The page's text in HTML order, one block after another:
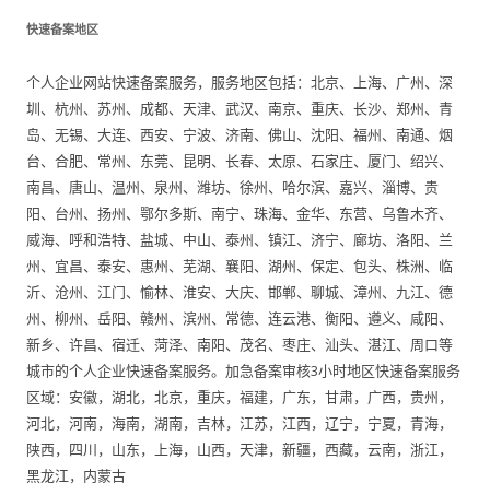
快速备案地区
个人企业网站快速备案服务，服务地区包括：北京、上海、广州、深
圳、杭州、苏州、成都、天津、武汉、南京、重庆、长沙、郑州、青
岛、无锡、大连、西安、宁波、济南、佛山、沈阳、福州、南通、烟
台、合肥、常州、东莞、昆明、长春、太原、石家庄、厦门、绍兴、
南昌、唐山、温州、泉州、潍坊、徐州、哈尔滨、嘉兴、淄博、贵
阳、台州、扬州、鄂尔多斯、南宁、珠海、金华、东营、乌鲁木齐、
威海、呼和浩特、盐城、中山、泰州、镇江、济宁、廊坊、洛阳、兰
州、宜昌、泰安、惠州、芜湖、襄阳、湖州、保定、包头、株洲、临
沂、沧州、江门、愉林、淮安、大庆、邯郸、聊城、漳州、九江、德
州、柳州、岳阳、赣州、滨州、常德、连云港、衡阳、遵义、咸阳、
新乡、许昌、宿迁、菏泽、南阳、茂名、枣庄、汕头、湛江、周口等
城市的个人企业快速备案服务。加急备案审核3小时地区快速备案服务
区域：安徽，湖北，北京，重庆，福建，广东，甘肃，广西，贵州，
河北，河南，海南，湖南，吉林，江苏，江西，辽宁，宁夏，青海，
陕西，四川，山东，上海，山西，天津，新疆，西藏，云南，浙江，
黑龙江，内蒙古